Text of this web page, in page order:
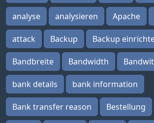
analyse analysieren Apache
attack Backup Backup
Bandbreite Bandwidth
bank details bank information
Bank transfer reason Bestellung